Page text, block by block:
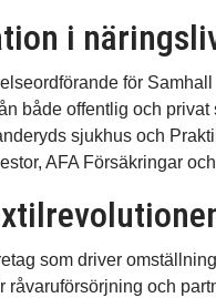
i
för
både offentlig och
sjukhus och
AFA Försäkringar
som driver
råvaruförsörjning och